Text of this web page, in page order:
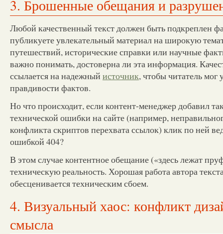
3. Брошенные обещания и
Любой качественный текст должен быть подкреплен
публикуете увлекательный материал на широкую
путешествий, исторические справки или научные
важно понимать, достоверна ли эта информация.
ссылается на надежный источник, чтобы читатель мог
правдивости фактов.
Но что происходит, если контент-менеджер добавил
технической ошибки на сайте (например,
конфликта скриптов перехвата ссылок) клик по ней
ошибкой 404?
В этом случае контентное обещание («здесь лежат
техническую реальность. Хорошая работа автора
обесценивается техническим сбоем.
4. Визуальный хаос: конфликт
смысла